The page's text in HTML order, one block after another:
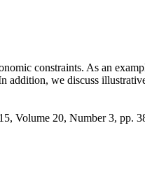
constraints. As an
we discuss
Volume 20, Number 3, pp.